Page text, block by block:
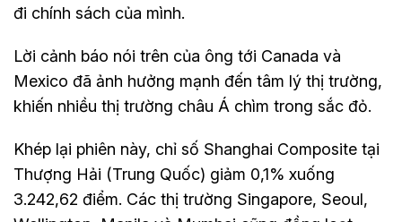
đi chính sách của mình.
Lời cảnh báo nói trên của ông tới Canada và
Mexico đã ảnh hưởng mạnh đến tâm lý thị trường,
khiến nhiều thị trường châu Á chìm trong sắc đỏ.
Khép lại phiên này, chỉ số Shanghai Composite tại
Thượng Hải (Trung Quốc) giảm 0,1% xuống
3.242,62 điểm. Các thị trường Singapore, Seoul,